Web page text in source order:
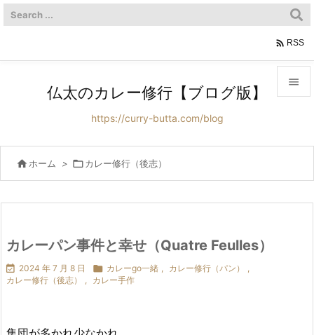



 RSS
仏太のカレー修行【ブログ版】
https://curry-butta.com/blog
 ホーム >  カレー修行（後志）
カレーパン事件と幸せ（Quatre Feulles）
 2024 年 7 月 8 日  カレーgo一緒 , カレー修行（パン）
,
カレー修行（後志）
, カレー手作